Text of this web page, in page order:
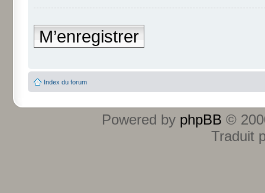
M’enregistrer
Index du forum
Powered by phpBB ©
Traduit